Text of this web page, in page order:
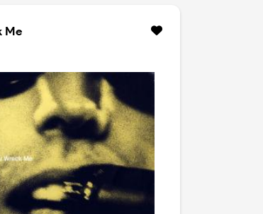
dischi inediti. Il disco originale sul
originaria. Il terzo contiene
effettuate da Tom
15 demos, tra cui alcune canzoni
merntre le altre sono
in versione assolutamente
CD, splendido, è registrato
con gli Heartbreakers in
Copia non sigillata.
Me